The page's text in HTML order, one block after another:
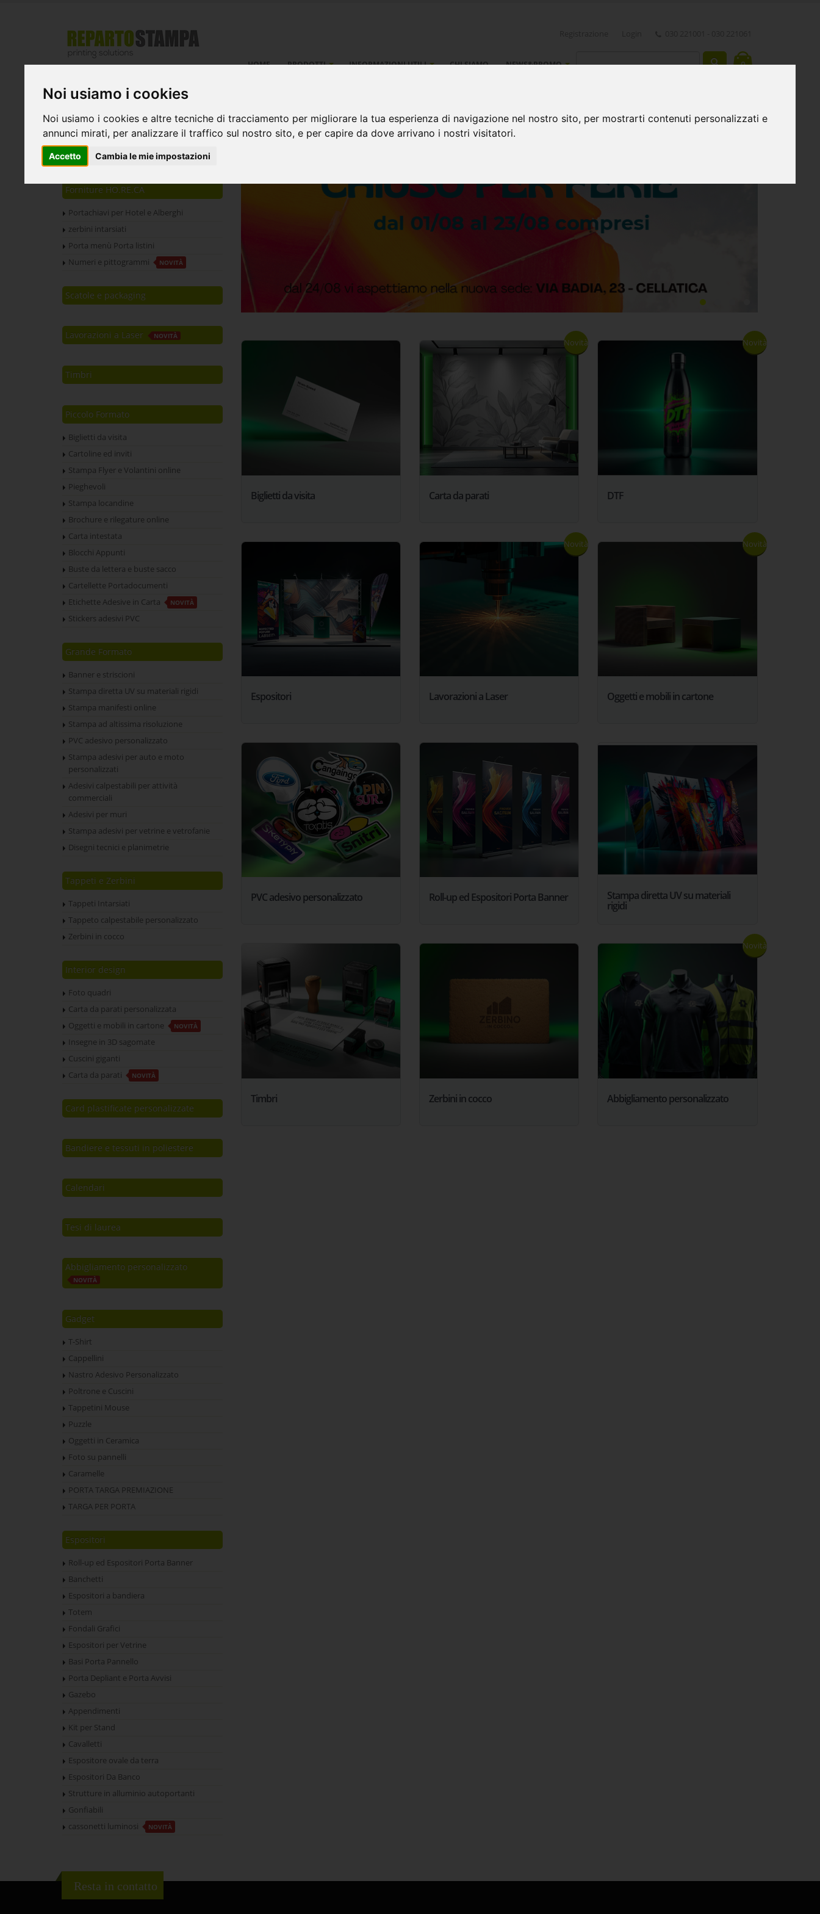
Noi usiamo i cookies
Noi usiamo i cookies e altre tecniche di tracciamento per migliorare la tua esperienza di navigazione nel nostro sito, per mostrarti contenuti personalizzati e
annunci mirati, per analizzare il traffico sul nostro sito, e per capire da dove arrivano i nostri visitatori.
Accetto Cambia le mie impostazioni
0
HOME PRODOTTI INFORMAZIONI UTILI CHI SIAMO NEWS&PROMO
DTF NOVITÀ
DTF TESSUTO
DTF UV
DTF UV GOLD
Forniture HO.RE.CA
Portachiavi per Hotel e Alberghi
zerbini intarsiati
Porta menù Porta listini
Numeri e pittogrammi
NOVITÀ
Scatole e packaging
Lavorazioni a Laser NOVITÀ
Timbri
Piccolo Formato
Biglietti da visita
Cartoline ed inviti
Stampa Flyer e Volantini online
Pieghevoli
Stampa locandine
Brochure e rilegature online
Carta intestata
Blocchi Appunti
Buste da lettera e buste sacco
Cartellette Portadocumenti
Etichette Adesive in Carta
NOVITÀ
Stickers adesivi PVC
Grande Formato
Banner e striscioni
Stampa diretta UV su materiali rigidi
Stampa manifesti online
Stampa ad altissima risoluzione
PVC adesivo personalizzato
Stampa adesivi per auto e moto
personalizzati
Adesivi calpestabili per attività
commerciali
Adesivi per muri
Stampa adesivi per vetrine e vetrofanie
Disegni tecnici e planimetrie
Tappeti e Zerbini
Tappeti Intarsiati
Tappeto calpestabile personalizzato
Zerbini in cocco
Interior design
Foto quadri
Carta da parati personalizzata
Oggetti e mobili in cartone
NOVITÀ
Insegne in 3D sagomate
Cuscini giganti
Carta da parati
NOVITÀ
Card plastificate personalizzate
Bandiere e tessuti in poliestere
Calendari
Tesi di laurea
Abbigliamento personalizzato
NOVITÀ
Gadget
T-Shirt
Cappellini
Nastro Adesivo Personalizzato
Poltrone e Cuscini
Tappetini Mouse
Puzzle
Oggetti in Ceramica
Foto su pannelli
Caramelle
PORTA TARGA PREMIAZIONE
TARGA PER PORTA
Espositori
Roll-up ed Espositori Porta Banner
Banchetti
Espositori a bandiera
Totem
Fondali Grafici
Espositori per Vetrine
Basi Porta Pannello
Porta Depliant e Porta Avvisi
Gazebo
Appendimenti
Kit per Stand
Cavalletti
Espositore ovale da terra
Espositori Da Banco
Strutture in alluminio autoportanti
Gonfiabili
cassonetti luminosi
NOVITÀ
Biglietti da visita
Novità
Carta da parati
Novità
DTF
Espositori
Novità
Lavorazioni a Laser
Novità
Oggetti e mobili in cartone
PVC adesivo personalizzato Roll-up ed Espositori Porta Banner Stampa diretta UV su materiali
rigidi
Timbri Zerbini in cocco
Novità
Abbigliamento personalizzato
Resta in contatto